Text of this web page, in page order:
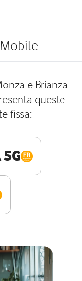
Mobile
e Brianza
queste
fissa:
5G